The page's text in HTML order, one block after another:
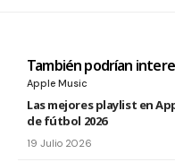
También podrían
Apple Music
Las mejores playlist en
de fútbol 2026
19 Julio 2026